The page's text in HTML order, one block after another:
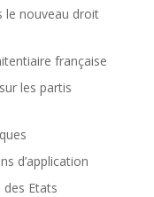
le nouveau droit
française
les partis
d’application
des Etats